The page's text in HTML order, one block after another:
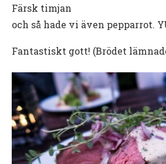
Färsk timjan
och så hade vi även pepparrot.
Fantastiskt gott! (Brödet